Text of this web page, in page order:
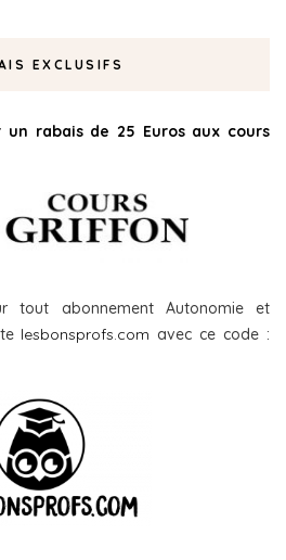
EXCLUSIFS
rabais de 25 Euros aux cours
tout abonnement Autonomie et
lesbonsprofs.com avec ce code :